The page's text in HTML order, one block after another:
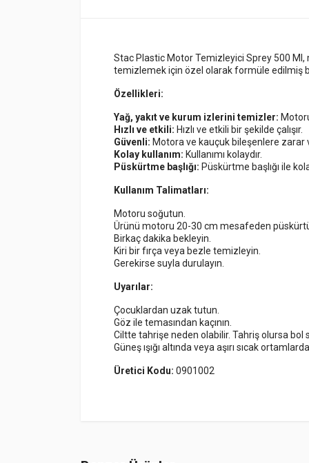
Stac Plastic Motor Temizleyici Sprey 500 Ml,
temizlemek için özel olarak formüle edilmiş
Özellikleri:
Yağ, yakıt ve kurum izlerini temizler:
Hızlı ve etkili: Hızlı ve etkili bir şekilde çalışır.
Güvenli: Motora ve kauçuk bileşenlere zarar
Kolay kullanım: Kullanımı kolaydır.
Püskürtme başlığı: Püskürtme başlığı ile
Kullanım Talimatları:
Motoru soğutun.
Ürünü motoru 20-30 cm mesafeden
Birkaç dakika bekleyin.
Kiri bir fırça veya bezle temizleyin.
Gerekirse suyla durulayın.
Uyarılar:
Çocuklardan uzak tutun.
Göz ile temasından kaçının.
Ciltte tahrişe neden olabilir. Tahriş olursa bol
Güneş ışığı altında veya aşırı sıcak
Üretici Kodu: 0901002